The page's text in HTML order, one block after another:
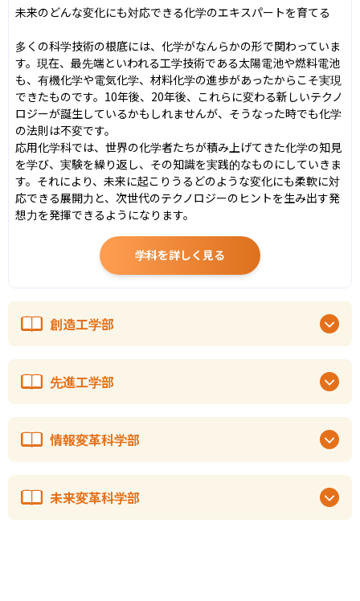
未来のどんな変化にも対応できる化学のエキスパートを育てる
多くの科学技術の根底には、化学がなんらかの形で関わっていま
す。現在、最先端といわれる工学技術である太陽電池や燃料電池
も、有機化学や電気化学、材料化学の進歩があったからこそ実現
できたものです。10年後、20年後、これらに変わる新しいテクノ
ロジーが誕生しているかもしれませんが、そうなった時でも化学
の法則は不変です。
応用化学科では、世界の化学者たちが積み上げてきた化学の知見
を学び、実験を繰り返し、その知識を実践的なものにしていきま
す。それにより、未来に起こりうるどのような変化にも柔軟に対
応できる展開力と、次世代のテクノロジーのヒントを生み出す発
想力を発揮できるようになります。
学科を詳しく見る
創造工学部
先進工学部
情報変革科学部
未来変革科学部